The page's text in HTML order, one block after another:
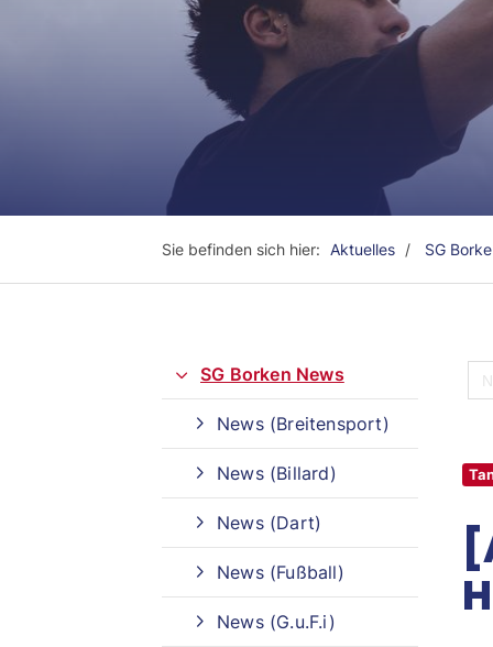
Sie befinden sich hier: Aktuelles SG
SG Borken News
News (Breitensport)
News (Billard)
News (Dart)
News (Fußball)
News (G.u.F.i)
Quicklinks
Sportangebote finden
Unser Sportangebot
Sportangebot A-Z